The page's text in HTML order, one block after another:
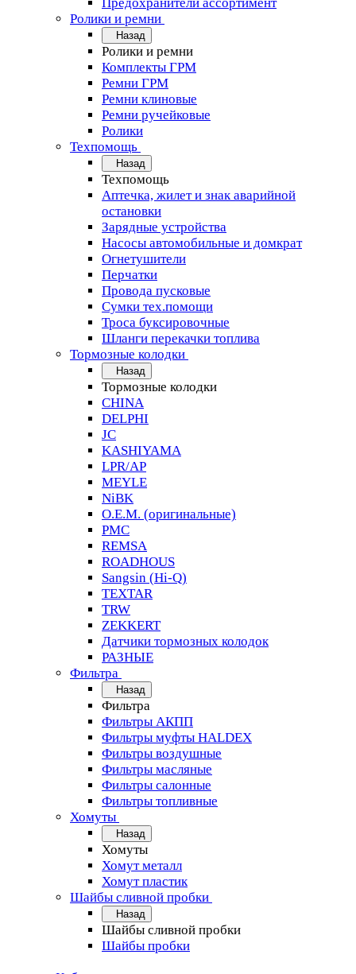
Ролики и ремни
Назад
Ролики и ремни
Комплекты ГРМ
Ремни ГРМ
Ремни клиновые
Ремни ручейковые
Ролики
Техпомощь
Назад
Техпомощь
Аптечка, жилет и знак аварийной
остановки
Зарядные устройства
Насосы автомобильные и домкрат
Огнетушители
Перчатки
Провода пусковые
Сумки тех.помощи
Троса буксировочные
Шланги перекачки топлива
Тормозные колодки
Назад
Тормозные колодки
CHINA
DELPHI
JC
KASHIYAMA
LPR/AP
MEYLE
NiBK
O.E.M. (оригинальные)
PMC
REMSA
ROADHOUS
Sangsin (Hi-Q)
TEXTAR
TRW
ZEKKERT
Датчики тормозных колодок
РАЗНЫЕ
Фильтра
Назад
Фильтра
Фильтры АКПП
Фильтры муфты HALDEX
Фильтры воздушные
Фильтры масляные
Фильтры салонные
Фильтры топливные
Хомуты
Назад
Хомуты
Хомут металл
Хомут пластик
Шайбы сливной пробки
Назад
Шайбы сливной пробки
Шайбы пробки